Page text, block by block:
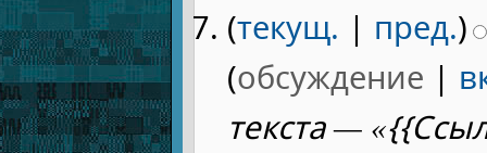
(текущ. | пред.)
(обсуждение |
текста —